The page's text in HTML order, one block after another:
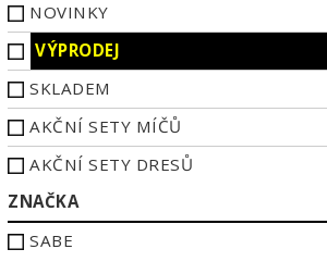
NOVINKY
VÝPRODEJ
SKLADEM
AKČNÍ SETY MÍČŮ
AKČNÍ SETY DRESŮ
ZNAČKA
SABE